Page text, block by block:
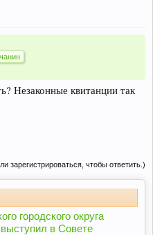
Незаконные квитанции так
зарегистрироваться, чтобы ответить.)
городского округа
в Совете